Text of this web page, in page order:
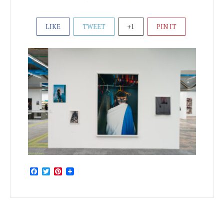
LIKE TWEET +1 PIN IT
Facebook
TwitterPinterest